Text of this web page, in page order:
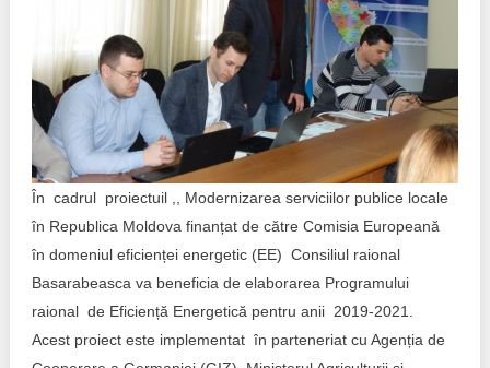
Anunțuri
Consiliul consulativ internațional IDIS
Agenda Națională de Business
Puterea hibridă
15 minute de realism economic
Trend Hunter
Buletin EU-STRAT
Aplică la BUNELE PRACTICI
Transparența întreprinderilor de stat
În cadrul proiectuil ,, Modernizarea serviciilor publice locale
în Republica Moldova finanțat de către Comisia Europeană
în domeniul eficienței energetic (EE) Consiliul raional
Basarabeasca va beneficia de elaborarea Programului
raional de Eficiență Energetică pentru anii 2019-2021.
Acest proiect este implementat în parteneriat cu Agenția de